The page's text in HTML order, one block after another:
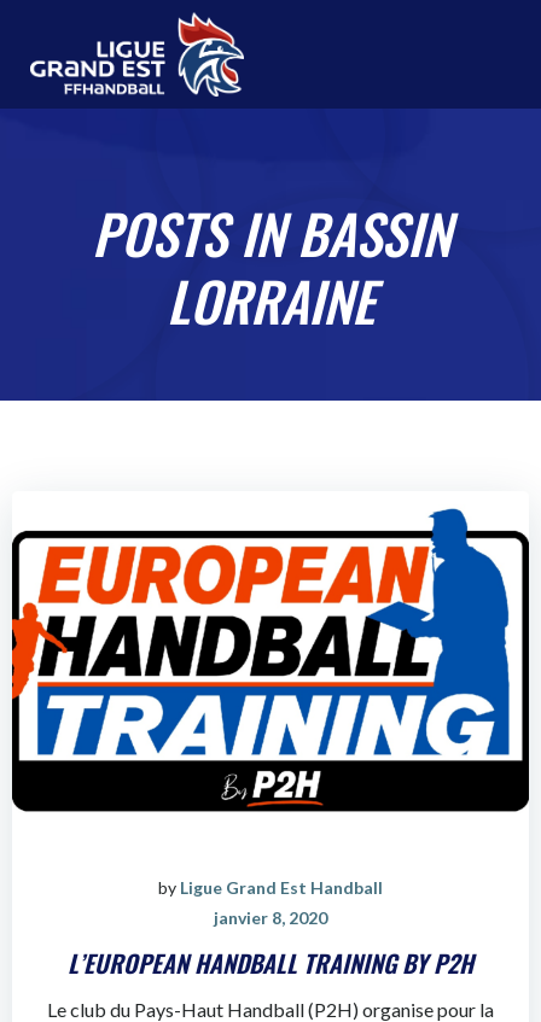
POSTS IN BASSIN
LORRAINE
by Ligue Grand Est Handball
janvier 8, 2020
L’EUROPEAN HANDBALL TRAINING BY P2H
Le club du Pays-Haut Handball (P2H) organise pour la